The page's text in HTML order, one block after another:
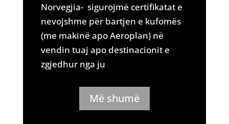
Norvegjia- sigurojmë certifikatat e
nevojshme për bartjen e kufomës
(me makinë apo Aeroplan) në
vendin tuaj apo destinacionit e
zgjedhur nga ju
Më shumë